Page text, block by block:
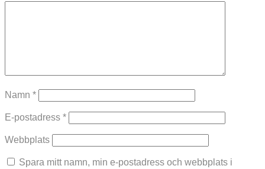
Namn *
E-postadress *
Webbplats
Spara mitt namn, min e-postadress och webbplats i